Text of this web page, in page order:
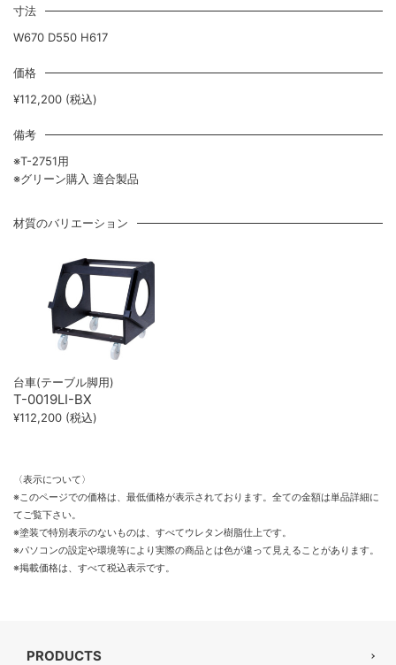
寸法
W670 D550 H617
価格
¥112,200 (税込)
備考
※T-2751用
※グリーン購入 適合製品
材質のバリエーション
台車(テーブル脚用)
T-0019LI-BX
¥112,200 (税込)
〈表示について〉
※このページでの価格は、最低価格が表示されております。全ての金額は単品詳細に
てご覧下さい。
※塗装で特別表示のないものは、すべてウレタン樹脂仕上です。
※パソコンの設定や環境等により実際の商品とは色が違って見えることがあります。
※掲載価格は、すべて税込表示です。
PRODUCTS